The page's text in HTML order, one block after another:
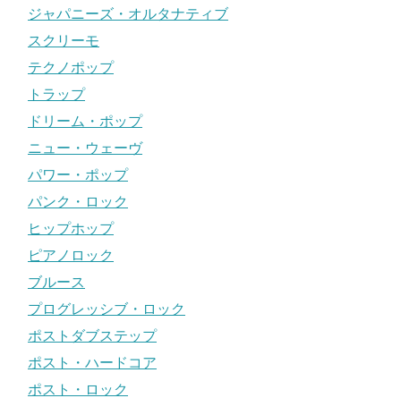
ジャパニーズ・オルタナティブ
スクリーモ
テクノポップ
トラップ
ドリーム・ポップ
ニュー・ウェーヴ
パワー・ポップ
パンク・ロック
ヒップホップ
ピアノロック
ブルース
プログレッシブ・ロック
ポストダブステップ
ポスト・ハードコア
ポスト・ロック